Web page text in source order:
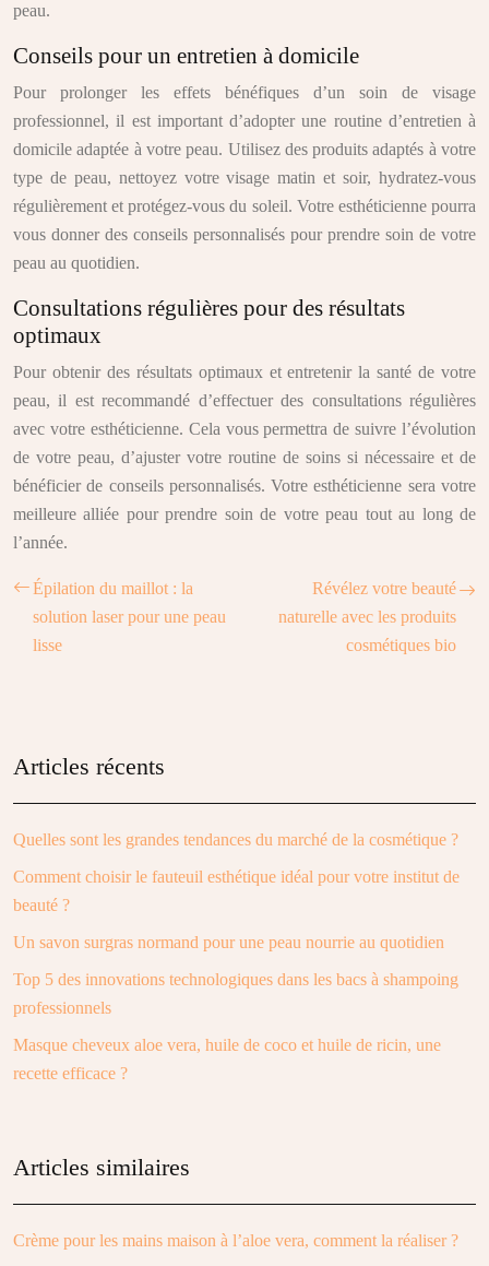
peau.
Conseils pour un entretien à domicile
Pour prolonger les effets bénéfiques d’un soin de visage
professionnel, il est important d’adopter une routine d’entretien à
domicile adaptée à votre peau. Utilisez des produits adaptés à votre
type de peau, nettoyez votre visage matin et soir, hydratez-vous
régulièrement et protégez-vous du soleil. Votre esthéticienne pourra
vous donner des conseils personnalisés pour prendre soin de votre
peau au quotidien.
Consultations régulières pour des résultats
optimaux
Pour obtenir des résultats optimaux et entretenir la santé de votre
peau, il est recommandé d’effectuer des consultations régulières
avec votre esthéticienne. Cela vous permettra de suivre l’évolution
de votre peau, d’ajuster votre routine de soins si nécessaire et de
bénéficier de conseils personnalisés. Votre esthéticienne sera votre
meilleure alliée pour prendre soin de votre peau tout au long de
l’année.
Épilation du maillot : la
solution laser pour une peau
lisse
Révélez votre beauté
naturelle avec les produits
cosmétiques bio
Articles récents
Quelles sont les grandes tendances du marché de la cosmétique ?
Comment choisir le fauteuil esthétique idéal pour votre institut de
beauté ?
Un savon surgras normand pour une peau nourrie au quotidien
Top 5 des innovations technologiques dans les bacs à shampoing
professionnels
Masque cheveux aloe vera, huile de coco et huile de ricin, une
recette efficace ?
Articles similaires
Crème pour les mains maison à l’aloe vera, comment la réaliser ?